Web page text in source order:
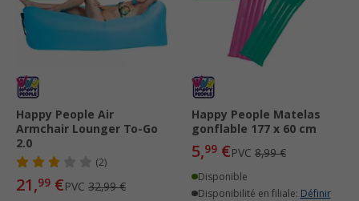
Happy People Air
Armchair Lounger To-Go
2.0
(2)
21,99 €PVC 32,99 €
Happy People Matelas
gonflable 177 x 60 cm
5,99 €PVC 8,99 €
Disponible
Disponibilité en filiale: Définir